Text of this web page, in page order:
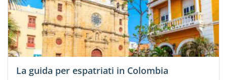
La guida per espatriati in Colombia